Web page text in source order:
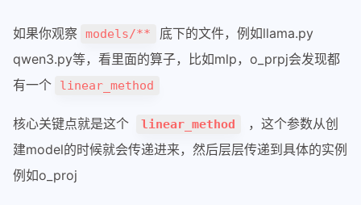
如果你观察 models/**
底下的文件，例如llama.py
qwen3.py等，看里面的算子，比如mlp，o_prpj会发现都
有一个
linear_method
核心关键点就是这个 linear_method
，这个参数从创
建model的时候就会传递进来，然后层层传递到具体的实例
例如o_proj
三种不同的代码块测试
mmedia
test_title